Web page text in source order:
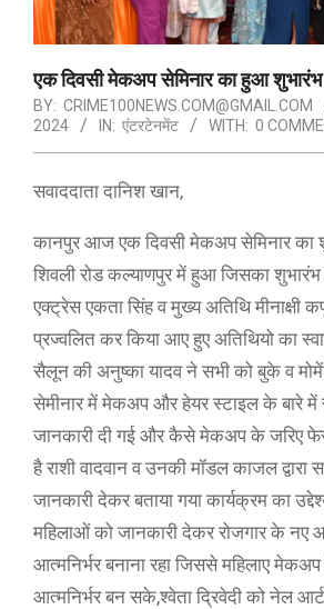
एक दिवसी मेकअप सेमिनार का हुआ शुभारंभ
BY: CRIME100NEWS.COM@GMAIL.COM
2024
IN: एंटरटेनमेंट WITH: 0
सवाददाता दानिश खान,
कानपुर आज एक दिवसी मेकअप सेमिनार का
शिवली रोड कल्याणपुर में हुआ जिसका शुभारंभ
एक्ट्रेस एकता सिंह व मुख्य अतिथि मीनाक्षी
प्रज्वलित कर किया आए हुए अतिथियो का
सैलून की अनुष्का यादव ने सभी को बुके व
सेमीनार में मेकअप और हेयर स्टाइल के बारे में
जानकारी दी गई और कैसे मेकअप के जरिए फेस
है राशी वादवान व उनकी मॉडल काजल द्वारा
जानकारी देकर बताया गया कार्यक्रम का
महिलाओं को जानकारी देकर रोजगार के नए
आत्मनिर्भर बनाना रहा जिससे महिलाए मेकअप
आत्मनिर्भर बन सके,श्वेता द्रिवेदी को नेल